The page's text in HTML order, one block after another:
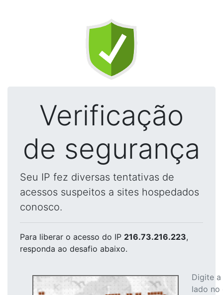
Verificação
de segurança
Seu IP fez diversas tentativas de
acessos suspeitos a sites hospedados
conosco.
Para liberar o acesso do IP 216.73.216.223,
responda ao desafio abaixo.
Digite
lado no